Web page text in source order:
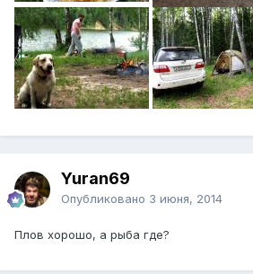
Yuran69
Опубликовано 3 июня, 2014
Плов хорошо, а рыба где?